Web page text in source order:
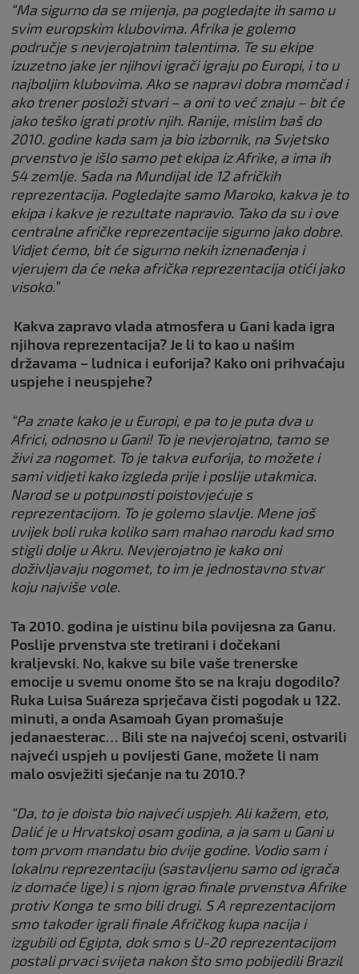
“Ma sigurno da se mijenja, pa pogledajte ih samo u
svim europskim klubovima. Afrika je golemo
područje s nevjerojatnim talentima. Te su ekipe
izuzetno jake jer njihovi igrači igraju po Europi, i to u
najboljim klubovima. Ako se napravi dobra momčad i
ako trener posloži stvari – a oni to već znaju – bit će
jako teško igrati protiv njih. Ranije, mislim baš do
2010. godine kada sam ja bio izbornik, na Svjetsko
prvenstvo je išlo samo pet ekipa iz Afrike, a ima ih
54 zemlje. Sada na Mundijal ide 12 afričkih
reprezentacija. Pogledajte samo Maroko, kakva je to
ekipa i kakve je rezultate napravio. Tako da su i ove
centralne afričke reprezentacije sigurno jako dobre.
Vidjet ćemo, bit će sigurno nekih iznenađenja i
vjerujem da će neka afrička reprezentacija otići jako
visoko.”
Kakva zapravo vlada atmosfera u Gani kada igra
njihova reprezentacija? Je li to kao u našim
državama – ludnica i euforija? Kako oni prihvaćaju
uspjehe i neuspjehe?
“Pa znate kako je u Europi, e pa to je puta dva u
Africi, odnosno u Gani! To je nevjerojatno, tamo se
živi za nogomet. To je takva euforija, to možete i
sami vidjeti kako izgleda prije i poslije utakmica.
Narod se u potpunosti poistovjećuje s
reprezentacijom. To je golemo slavlje. Mene još
uvijek boli ruka koliko sam mahao narodu kad smo
stigli dolje u Akru. Nevjerojatno je kako oni
doživljavaju nogomet, to im je jednostavno stvar
koju najviše vole.
Ta 2010. godina je uistinu bila povijesna za Ganu.
Poslije prvenstva ste tretirani i dočekani
kraljevski. No, kakve su bile vaše trenerske
emocije u svemu onome što se na kraju dogodilo?
Ruka Luisa Suáreza sprječava čisti pogodak u 122.
minuti, a onda Asamoah Gyan promašuje
jedanaesterac… Bili ste na najvećoj sceni, ostvarili
najveći uspjeh u povijesti Gane, možete li nam
malo osvježiti sjećanje na tu 2010.?
“Da, to je doista bio najveći uspjeh. Ali kažem, eto,
Dalić je u Hrvatskoj osam godina, a ja sam u Gani u
tom prvom mandatu bio dvije godine. Vodio sam i
lokalnu reprezentaciju (sastavljenu samo od igrača
iz domaće lige) i s njom igrao finale prvenstva Afrike
protiv Konga te smo bili drugi. S A reprezentacijom
smo također igrali finale Afričkog kupa nacija i
izgubili od Egipta, dok smo s U-20 reprezentacijom
postali prvaci svijeta nakon što smo pobijedili Brazil